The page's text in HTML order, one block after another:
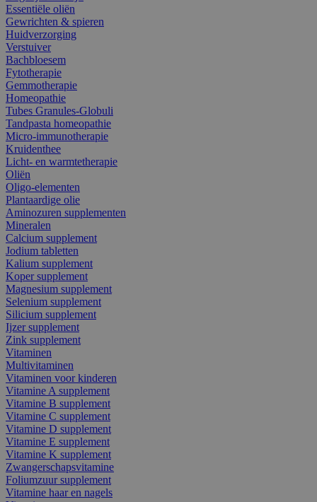
Essentiële oliën
Gewrichten & spieren
Huidverzorging
Verstuiver
Bachbloesem
Fytotherapie
Gemmotherapie
Homeopathie
Tubes Granules-Globuli
Tandpasta homeopathie
Micro-immunotherapie
Kruidenthee
Licht- en warmtetherapie
Oliën
Oligo-elementen
Plantaardige olie
Aminozuren supplementen
Mineralen
Calcium supplement
Jodium tabletten
Kalium supplement
Koper supplement
Magnesium supplement
Selenium supplement
Silicium supplement
Ijzer supplement
Zink supplement
Vitaminen
Multivitaminen
Vitaminen voor kinderen
Vitamine A supplement
Vitamine B supplement
Vitamine C supplement
Vitamine D supplement
Vitamine E supplement
Vitamine K supplement
Zwangerschapsvitamine
Foliumzuur supplement
Vitamine haar en nagels